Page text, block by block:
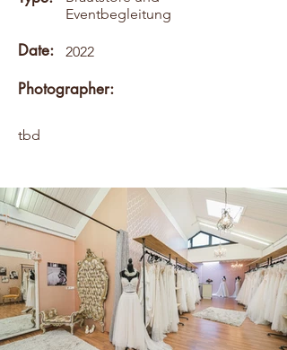
Eventbegleitung
Date: 2022
Photographer:
tbd